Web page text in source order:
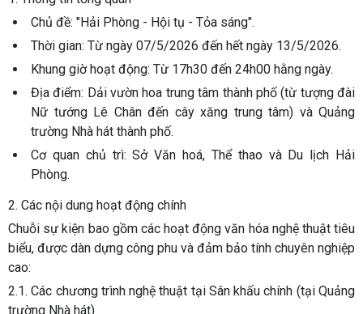
Chủ đề: "Hải Phòng - Hội tụ - Tỏa sáng".
Thời gian: Từ ngày 07/5/2026 đến hết ngày 13/5/2026.
Khung giờ hoạt động: Từ 17h30 đến 24h00 hằng ngày.
Địa điểm: Dải vườn hoa trung tâm thành phố (từ tượng đài
Nữ tướng Lê Chân đến cây xăng trung tâm) và Quảng
trường Nhà hát thành phố.
Cơ quan chủ trì: Sở Văn hoá, Thể thao và Du lịch Hải
Phòng.
2. Các nội dung hoạt động chính
Chuỗi sự kiện bao gồm các hoạt động văn hóa nghệ thuật tiêu
biểu, được dàn dựng công phu và đảm bảo tính chuyên nghiệp
cao:
2.1. Các chương trình nghệ thuật tại Sân khấu chính (tại Quảng
trường Nhà hát)